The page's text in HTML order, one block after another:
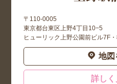
〒110-0005
東京都台東区上野4丁目10−5
ヒューリック上野公園前ビル7F
地図
詳しく